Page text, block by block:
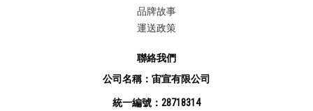
品牌故事
運送政策
聯絡我們
公司名稱：宙宣有限公司
統一編號：28718314